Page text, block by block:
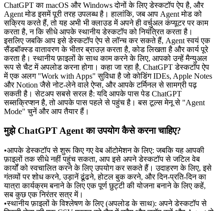
ChatGPT का macOS और Windows दोनों के लिए डेस्कटॉप ऐप है, और
Agent मोड इसमें पूरी तरह उपलब्ध है। हालांकि, जब आप Agent मोड को
सक्रिय करते हैं, तो यह अभी भी क्लाउड में अपने ही वर्चुअल कंप्यूटर पर काम
करता है, न कि सीधे आपके स्थानीय डेस्कटॉप को नियंत्रित करता है।
इसलिए जबकि आप इसे डेस्कटॉप ऐप से लॉन्च कर सकते हैं, Agent स्वयं एक
सैंडबॉक्स्ड वातावरण के भीतर ब्राउज़ करता है, कोड लिखता है और कार्य पूरे
करता है। स्थानीय फ़ाइलों के साथ काम करने के लिए, आपको उन्हें मैन्युअल
रूप से चैट में अपलोड करना होगा। कहा जा रहा है, ChatGPT डेस्कटॉप ऐप
में एक अलग "Work with Apps" सुविधा है जो कोडिंग IDEs, Apple Notes
और Notion जैसे नोट-लेने वाले ऐप्स, और आपके टर्मिनल से सामग्री पढ़
सकती है। सेटअप सबसे सरल है: यदि आपके पास पेड ChatGPT
सब्सक्रिप्शन है, तो आपके पास पहले से पहुंच है। बस टूल्स मेनू से "Agent
Mode" चुनें और आप तैयार हैं।
मुझे ChatGPT Agent का उपयोग कैसे करना चाहिए?
•आपके डेस्कटॉप से शुरू किए गए वेब ऑटोमेशन के लिए: जबकि यह आपकी
फ़ाइलों तक सीधे नहीं पहुंच सकता, आप इसे अपने डेस्कटॉप से जटिल वेब
कार्यों को स्वचालित करने के लिए उपयोग कर सकते हैं। उदाहरण के लिए, इसे
गंतव्यों पर शोध करने, उड़ानें ढूंढने, होटल बुक करने, और दिन-प्रति-दिन का
यात्रा कार्यक्रम बनाने के लिए एक पूर्ण छुट्टी की योजना बनाने के लिए कहें,
सब कुछ एक निरंतर सत्र में।
•स्थानीय फ़ाइलों के विश्लेषण के लिए (अपलोड के साथ): अपने डेस्कटॉप से